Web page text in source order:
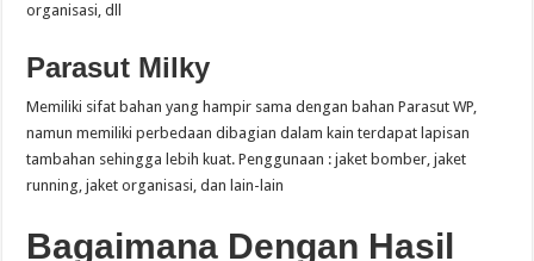
organisasi, dll
Parasut Milky
Memiliki sifat bahan yang hampir sama dengan bahan Parasut WP,
namun memiliki perbedaan dibagian dalam kain terdapat lapisan
tambahan sehingga lebih kuat. Penggunaan : jaket bomber, jaket
running, jaket organisasi, dan lain-lain
Bagaimana Dengan Hasil